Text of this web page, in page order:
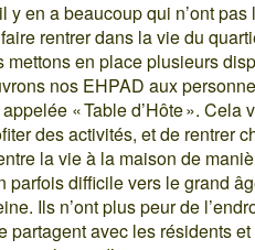
en a beaucoup qui n’ont
rentrer dans la vie du
en place plusieurs
nos EHPAD aux
« Table d’Hôte ». Cela
des activités, et de rentrer
la vie à la maison de
parfois difficile vers le grand
Ils n’ont plus peur de
partagent avec les résidents